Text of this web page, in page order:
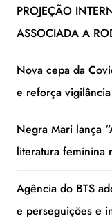
PROJEÇÃO
ASSOCIADA A
Nova cepa da
e reforça
Negra Mari lança
literatura feminina
Agência do BTS
e perseguições e